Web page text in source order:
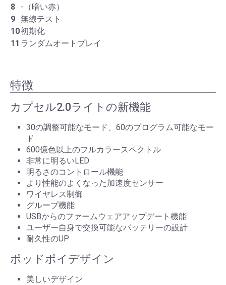
8
-（暗い赤）
9 無線テスト
10初期化
11 ランダムオートプレイ
特徴
カプセル2.0ライトの新機能
30の調整可能なモード、60のプログラム可能なモー
ド
600億色以上のフルカラースペクトル
非常に明るいLED
明るさのコントロール機能
より性能のよくなった加速度センサー
ワイヤレス制御
グループ機能
USBからのファームウェアアップデート機能
ユーザー自身で交換可能なバッテリーの設計
耐久性のUP
ポッドポイデザイン
美しいデザイン